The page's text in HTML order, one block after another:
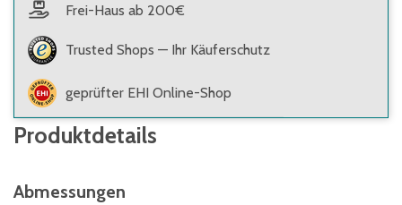
Frei-Haus ab 200€
Trusted Shops — Ihr Käuferschutz
geprüfter EHI Online-Shop
Produktdetails
Abmessungen